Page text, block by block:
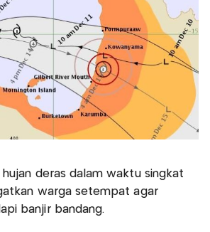
hujan deras dalam waktu singkat
warga setempat agar
banjir bandang.